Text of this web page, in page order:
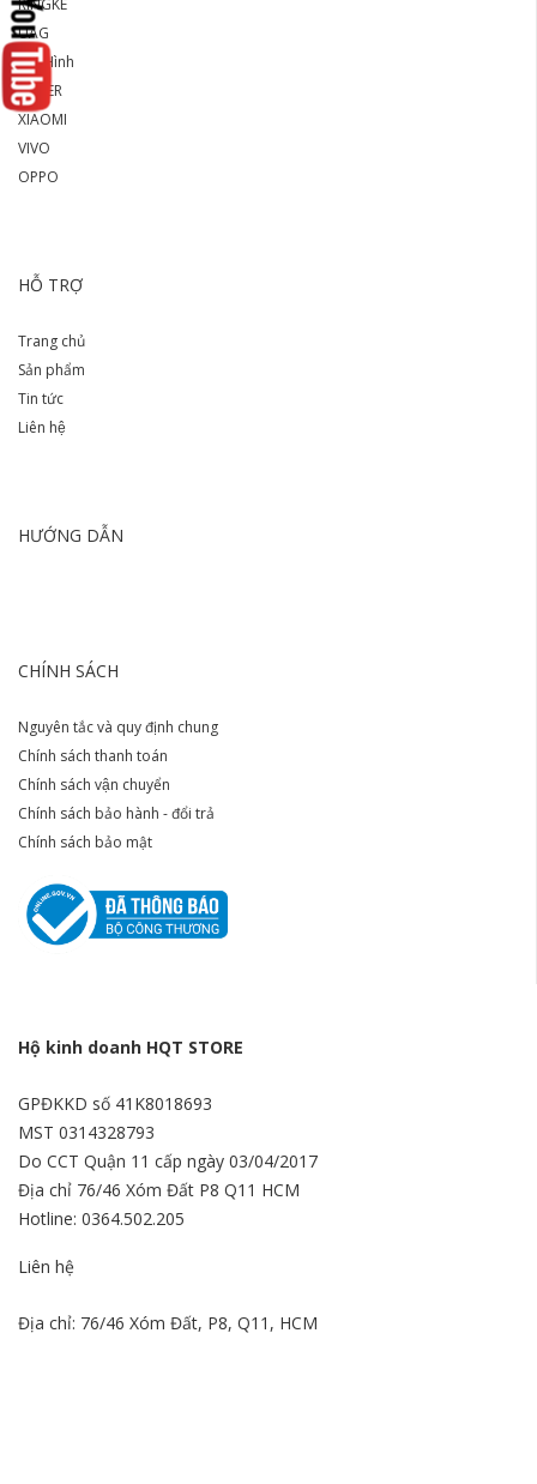
RINGKE
UAG
Mô Hình
ANKER
XIAOMI
VIVO
OPPO
HỖ TRỢ
Trang chủ
Sản phẩm
Tin tức
Liên hệ
HƯỚNG DẪN
CHÍNH SÁCH
Nguyên tắc và quy định chung
Chính sách thanh toán
Chính sách vận chuyển
Chính sách bảo hành - đổi trả
Chính sách bảo mật
Hộ kinh doanh HQT STORE
GPĐKKD số 41K8018693
MST 0314328793
Do CCT Quận 11 cấp ngày 03/04/2017
Địa chỉ 76/46 Xóm Đất P8 Q11 HCM
Hotline: 0364.502.205
Liên hệ
Địa chỉ: 76/46 Xóm Đất, P8, Q11, HCM